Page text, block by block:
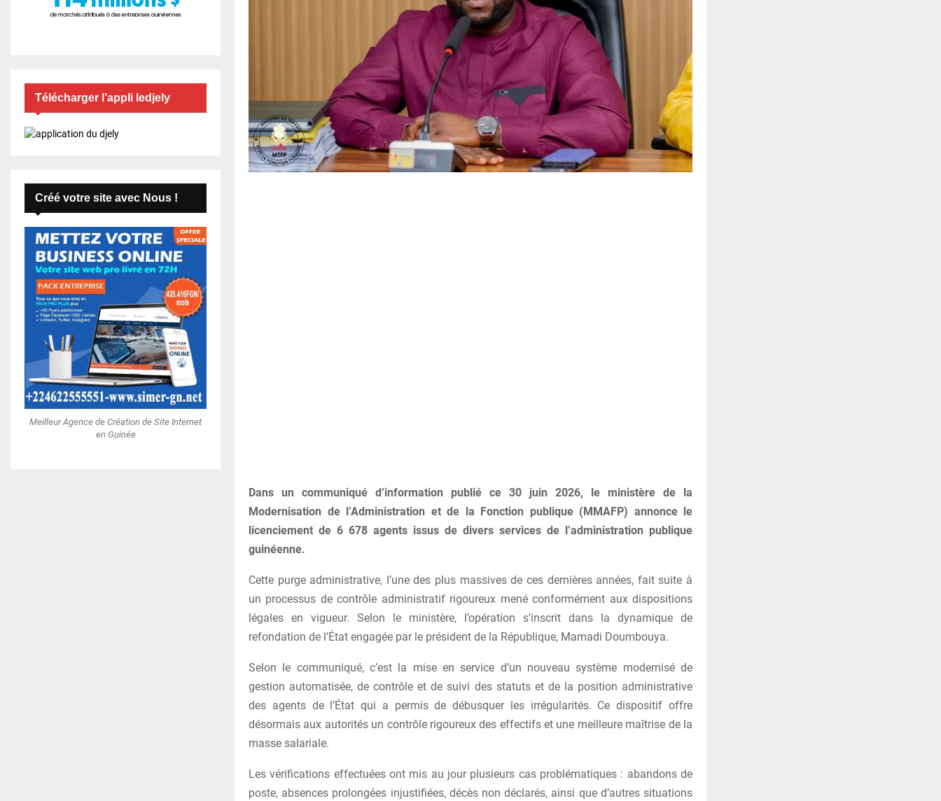
Dans un communiqué d’information publié ce 30 juin 2026, le ministère de la
Modernisation de l’Administration et de la Fonction publique (MMAFP) annonce le
licenciement de 6 678 agents issus de divers services de l’administration publique
guinéenne.
Cette purge administrative, l’une des plus massives de ces dernières années, fait suite à
un processus de contrôle administratif rigoureux mené conformément aux dispositions
légales en vigueur. Selon le ministère, l’opération s’inscrit dans la dynamique de
refondation de l’État engagée par le président de la République, Mamadi Doumbouya.
Selon le communiqué, c’est la mise en service d’un nouveau système modernisé de
gestion automatisée, de contrôle et de suivi des statuts et de la position administrative
des agents de l’État qui a permis de débusquer les irrégularités. Ce dispositif offre
désormais aux autorités un contrôle rigoureux des effectifs et une meilleure maîtrise de la
masse salariale.
Les vérifications effectuées ont mis au jour plusieurs cas problématiques : abandons de
poste, absences prolongées injustifiées, décès non déclarés, ainsi que d’autres situations
Télécharger l’appli ledjely
Créé votre site avec Nous !
Meilleur Agence de Création de Site Internet
en Guinée